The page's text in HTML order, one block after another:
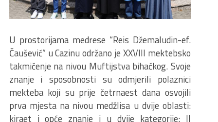
U prostorijama medrese “Reis Džemaludin-ef.
Čaušević” u Cazinu održano je XXVIII mektebsko
takmičenje na nivou Muftijstva bihaćkog. Svoje
znanje i sposobnosti su odmjerili polaznici
mekteba koji su prije četrnaest dana osvojili
prva mjesta na nivou medžlisa u dvije oblasti:
kiraet i opće znanje i u dvije kategorije: II